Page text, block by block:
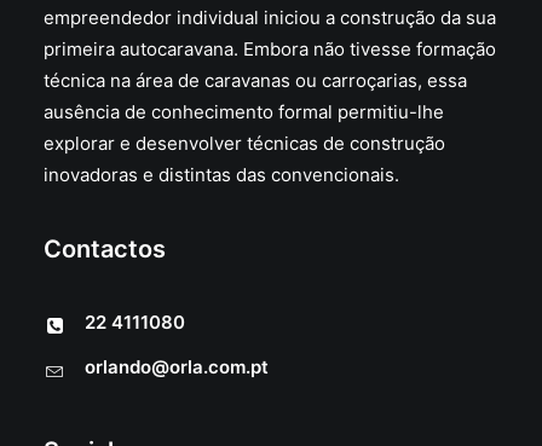
empreendedor individual iniciou a construção da sua
primeira autocaravana. Embora não tivesse formação
técnica na área de caravanas ou carroçarias, essa
ausência de conhecimento formal permitiu-lhe
explorar e desenvolver técnicas de construção
inovadoras e distintas das convencionais.
Contactos
22 4111080
orlando@orla.com.pt